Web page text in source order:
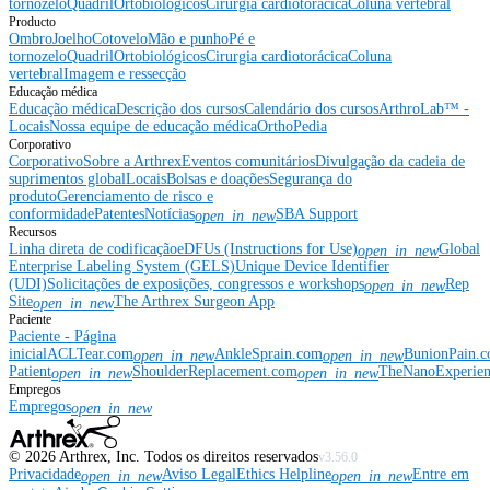
tornozeloQuadrilOrtobiológicosCirurgia cardiotorácicaColuna vertebral
Producto
OmbroJoelhoCotoveloMão e punhoPé e
tornozeloQuadrilOrtobiológicosCirurgia cardiotorácicaColuna
vertebralImagem e ressecção
Educação médica
Educação médicaDescrição dos cursosCalendário dos cursosArthroLab™ -
LocaisNossa equipe de educação médicaOrthoPedia
Corporativo
CorporativoSobre a ArthrexEventos comunitáriosDivulgação da cadeia de
suprimentos globalLocaisBolsas e doaçõesSegurança do
produtoGerenciamento de risco e
conformidadePatentesNotíciasopen_in_newSBA Support
Recursos
Linha direta de codificaçãoeDFUs (Instructions for Use)open_in_newGlobal
Enterprise Labeling System (GELS)Unique Device Identifier
(UDI)Solicitações de exposições, congressos e workshopsopen_in_newRep
Siteopen_in_newThe Arthrex Surgeon App
Paciente
Paciente - Página
inicialACLTear.comopen_in_newAnkleSprain.comopen_in_new
Patientopen_in_newShoulderReplacement.comopen_in_new
Empregos
Empregosopen_in_new
© 2026 Arthrex, Inc. Todos os direitos reservadosv3.56.0
Privacidadeopen_in_newAviso LegalEthics Helplineopen_in_newEntre em